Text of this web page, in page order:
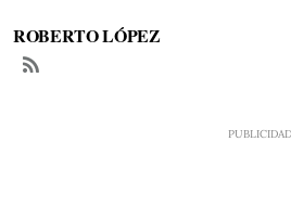
ROBERTO LÓPEZ